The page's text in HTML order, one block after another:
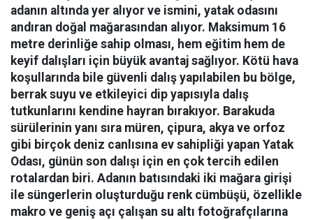
adanın altında yer alıyor ve ismini, yatak odasını
andıran doğal mağarasından alıyor. Maksimum 16
metre derinliğe sahip olması, hem eğitim hem de
keyif dalışları için büyük avantaj sağlıyor. Kötü hava
koşullarında bile güvenli dalış yapılabilen bu bölge,
berrak suyu ve etkileyici dip yapısıyla dalış
tutkunlarını kendine hayran bırakıyor. Barakuda
sürülerinin yanı sıra müren, çipura, akya ve orfoz
gibi birçok deniz canlısına ev sahipliği yapan Yatak
Odası, günün son dalışı için en çok tercih edilen
rotalardan biri. Adanın batısındaki iki mağara girişi
ile süngerlerin oluşturduğu renk cümbüşü, özellikle
makro ve geniş açı çalışan su altı fotoğrafçılarına